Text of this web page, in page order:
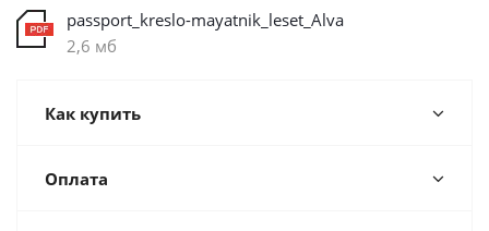
passport_kreslo-mayatnik_leset_Alva
2,6 мб
Как купить
Оплата